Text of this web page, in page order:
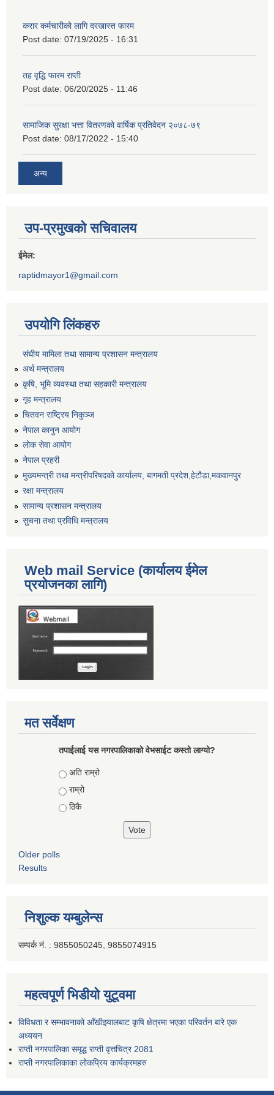
करार कर्मचारीको लागि दरखास्त फारम
Post date: 07/19/2025 - 16:31
तह वृद्धि फारम राप्ती
Post date: 06/20/2025 - 11:46
सामाजिक सुरक्षा भत्ता वितरणको वार्षिक प्रतिवेदन २०७८-७९
Post date: 08/17/2022 - 15:40
अन्य
उप-प्रमुखको सचिवालय
ईमेल:
raptidmayor1@gmail.com
उपयोगि लिंकहरु
संघीय मामिला तथा सामान्य प्रशासन मन्त्रालय
अर्थ मन्त्रालय
कृषि, भूमि व्यवस्था तथा सहकारी मन्त्रालय
गृह मन्त्रालय
चितवन राष्ट्रिय निकुञ्ज
नेपाल कानुन आयोग
लोक सेवा आयोग
नेपाल प्रहरी
मुख्यमन्त्री तथा मन्त्रीपरिषदको कार्यालय, बागमती प्रदेश,हेटाैडा,मकवानपुर
रक्षा मन्त्रालय
सामान्य प्रशासन मन्त्रालय
सुचना तथा प्रविधि मन्त्रालय
Web mail Service (कार्यालय ईमेल
प्रयोजनका लागि)
मत सर्वेक्षण
तपाईलाई यस नगरपालिकाको वेभसाईट कस्तो लाग्यो?
Choices
अति राम्रो
राम्रो
ठिकै
Older polls
Results
निशुल्क यम्बुलेन्स
सम्पर्क नं. : 9855050245, 9855074915
महत्वपूर्ण भिडीयो युटूवमा
विविधता र सम्भावनाको आँखीझ्यालबाट कृषि क्षेत्रमा भएका परिवर्तन बारे एक
अध्ययन
राप्ती नगरपालिका समृद्ध राप्ती वृत्तचित्र 2081
राप्ती नगरपालिकाका लोकप्रिय कार्यक्रमहरु